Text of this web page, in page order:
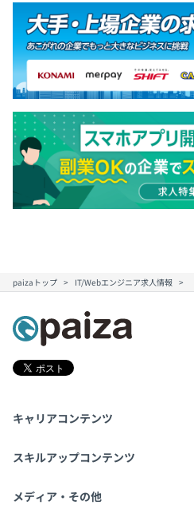
paizaトップ IT/Webエンジニア求人情報
キャリアコンテンツ
転職・キャリア
スキルアップコンテンツ
学習
メディア・その他